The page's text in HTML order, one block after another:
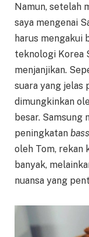
Namun, setelah
saya mengenai
harus mengakui
teknologi Korea
menjanjikan.
suara yang jelas
dimungkinkan
besar. Samsung
peningkatan bass
oleh Tom, rekan
banyak,
nuansa yang